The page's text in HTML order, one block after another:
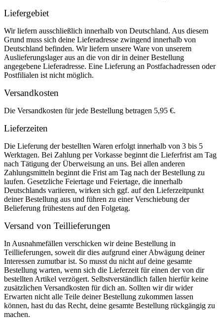
Liefergebiet
Wir liefern ausschließlich innerhalb von Deutschland. Aus diesem
Grund muss sich deine Lieferadresse zwingend innerhalb von
Deutschland befinden. Wir liefern unsere Ware von unserem
Auslieferungslager aus an die von dir in deiner Bestellung
angegebene Lieferadresse. Eine Lieferung an Postfachadressen oder
Postfilialen ist nicht möglich.
Versandkosten
Die Versandkosten für jede Bestellung betragen 5,95 €.
Lieferzeiten
Die Lieferung der bestellten Waren erfolgt innerhalb von 3 bis 5
Werktagen. Bei Zahlung per Vorkasse beginnt die Lieferfrist am Tag
nach Tätigung der Überweisung an uns. Bei allen anderen
Zahlungsmitteln beginnt die Frist am Tag nach der Bestellung zu
laufen. Gesetzliche Feiertage und Feiertage, die innerhalb
Deutschlands variieren, wirken sich ggf. auf den Lieferzeitpunkt
deiner Bestellung aus und führen zu einer Verschiebung der
Belieferung frühestens auf den Folgetag.
Versand von Teillieferungen
In Ausnahmefällen verschicken wir deine Bestellung in
Teillieferungen, soweit dir dies aufgrund einer Abwägung deiner
Interessen zumutbar ist. So musst du nicht auf deine gesamte
Bestellung warten, wenn sich die Lieferzeit für einen der von dir
bestellten Artikel verzögert. Selbstverständlich fallen hierfür keine
zusätzlichen Versandkosten für dich an. Sollten wir dir wider
Erwarten nicht alle Teile deiner Bestellung zukommen lassen
können, hast du das Recht, deine gesamte Bestellung rückgängig zu
machen.